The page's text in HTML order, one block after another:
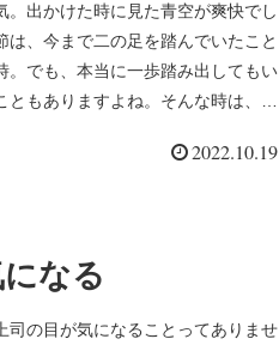
。出かけた時に見た青空が爽快でし
は、今まで二の足を踏んでいたこと
。でも、本当に一歩踏み出してもい
ともありますよね。そんな時は、ハ
2022.10.19
なる
司の目が気になることってありませ